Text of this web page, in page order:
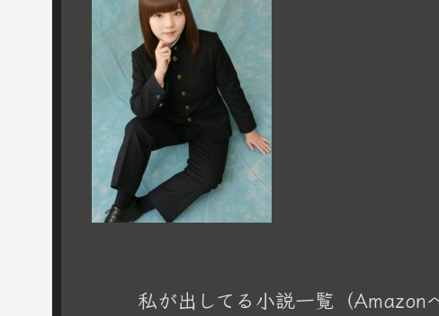
私が出してる小説一覧（Amazon